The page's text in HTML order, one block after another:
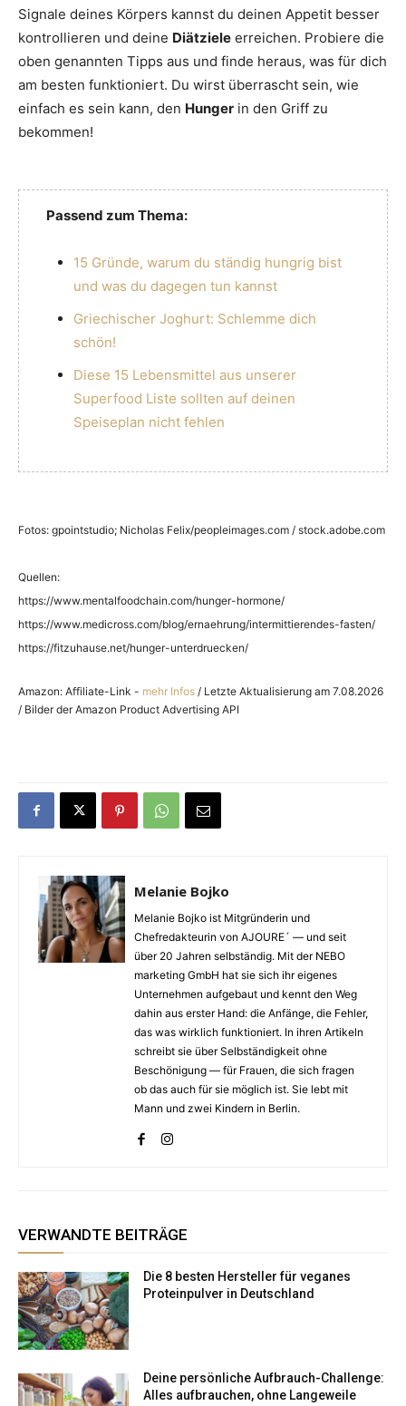
Signale deines Körpers kannst du deinen Appetit besser
kontrollieren und deine Diätziele erreichen. Probiere die
oben genannten Tipps aus und finde heraus, was für dich
am besten funktioniert. Du wirst überrascht sein, wie
einfach es sein kann, den Hunger in den Griff zu
bekommen!
Passend zum Thema:
15 Gründe, warum du ständig hungrig bist
und was du dagegen tun kannst
Griechischer Joghurt: Schlemme dich
schön!
Diese 15 Lebensmittel aus unserer
Superfood Liste sollten auf deinen
Speiseplan nicht fehlen
Fotos: gpointstudio; Nicholas Felix/peopleimages.com / stock.adobe.com
Quellen:
https://www.mentalfoodchain.com/hunger-hormone/
https://www.medicross.com/blog/ernaehrung/intermittierendes-fasten/
https://fitzuhause.net/hunger-unterdruecken/
Amazon: Affiliate-Link - mehr Infos / Letzte Aktualisierung am 7.08.2026
/ Bilder der Amazon Product Advertising API
Melanie Bojko
Melanie Bojko ist Mitgründerin und
Chefredakteurin von AJOURE´ — und seit
über 20 Jahren selbständig. Mit der NEBO
marketing GmbH hat sie sich ihr eigenes
Unternehmen aufgebaut und kennt den Weg
dahin aus erster Hand: die Anfänge, die Fehler,
das was wirklich funktioniert. In ihren Artikeln
schreibt sie über Selbständigkeit ohne
Beschönigung — für Frauen, die sich fragen
ob das auch für sie möglich ist. Sie lebt mit
Mann und zwei Kindern in Berlin.
VERWANDTE BEITRÄGE
Die 8 besten Hersteller für veganes
Proteinpulver in Deutschland
Deine persönliche Aufbrauch-Challenge:
Alles aufbrauchen, ohne Langeweile